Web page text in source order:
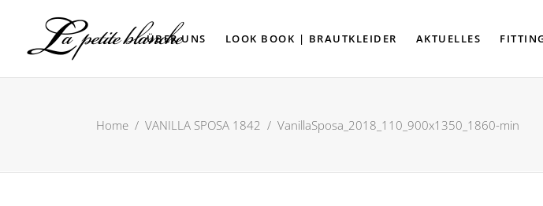
ÜBER UNS LOOK BOOK | BRAUTKLEIDER AKTUELLES
Home / VANILLA SPOSA 1842 / VanillaSposa_2018_110_900x1350_1860-min